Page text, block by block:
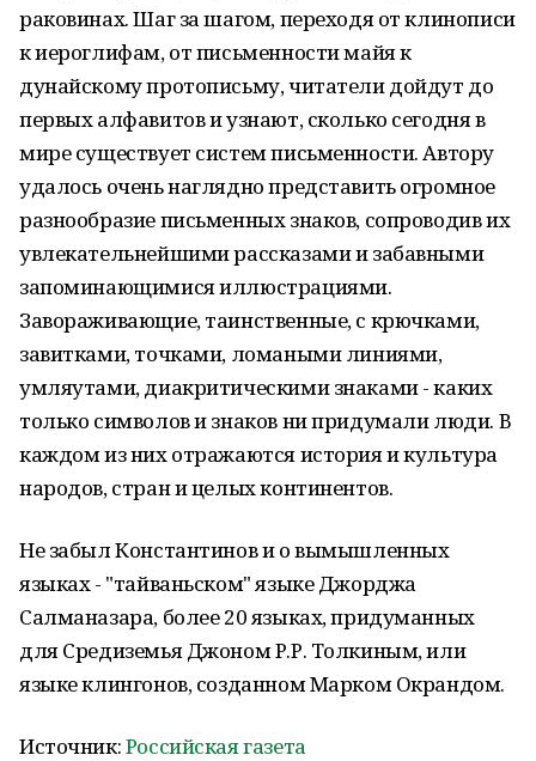
раковинах. Шаг за шагом, переходя от клинописи
к иероглифам, от письменности майя к
дунайскому протописьму, читатели дойдут до
первых алфавитов и узнают, сколько сегодня в
мире существует систем письменности. Автору
удалось очень наглядно представить огромное
разнообразие письменных знаков, сопроводив их
увлекательнейшими рассказами и забавными
запоминающимися иллюстрациями.
Завораживающие, таинственные, с крючками,
завитками, точками, ломаными линиями,
умляутами, диакритическими знаками - каких
только символов и знаков ни придумали люди. В
каждом из них отражаются история и культура
народов, стран и целых континентов.
Не забыл Константинов и о вымышленных
языках - "тайваньском" языке Джорджа
Салманазара, более 20 языках, придуманных
для Средиземья Джоном Р.Р. Толкиным, или
языке клингонов, созданном Марком Окрандом.
Источник:Российская газета